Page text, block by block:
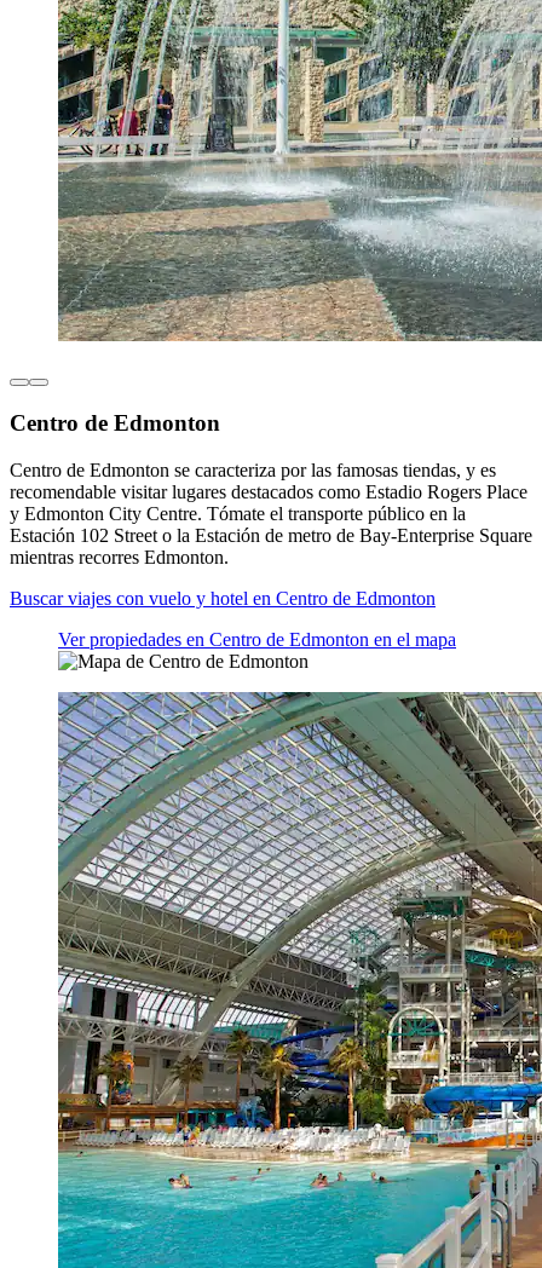
Centro de Edmonton
Centro de Edmonton se caracteriza por las famosas tiendas, y es
recomendable visitar lugares destacados como Estadio Rogers Place
y Edmonton City Centre. Tómate el transporte público en la
Estación 102 Street o la Estación de metro de Bay-Enterprise Square
mientras recorres Edmonton.
Buscar viajes con vuelo y hotel en Centro de Edmonton
Ver propiedades en Centro de Edmonton en el mapa